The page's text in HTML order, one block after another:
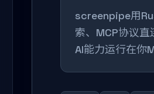
screenpipe用
索、MCP协议
AI能力运行在你